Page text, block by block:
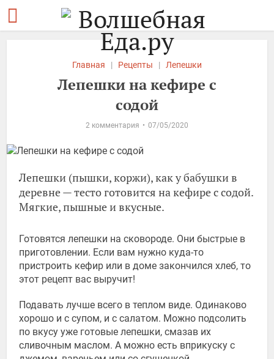
Главная | Рецепты | Лепешки
Лепешки на кефире с
содой
2 комментария 07/05/2020
Лепешки (пышки, коржи), как у бабушки в
деревне — тесто готовится на кефире с содой.
Мягкие, пышные и вкусные.
Готовятся лепешки на сковороде. Они быстрые в
приготовлении. Если вам нужно куда-то
пристроить кефир или в доме закончился хлеб, то
этот рецепт вас выручит!
Подавать лучше всего в теплом виде. Одинаково
хорошо и с супом, и с салатом. Можно подсолить
по вкусу уже готовые лепешки, смазав их
сливочным маслом. А можно есть вприкуску с